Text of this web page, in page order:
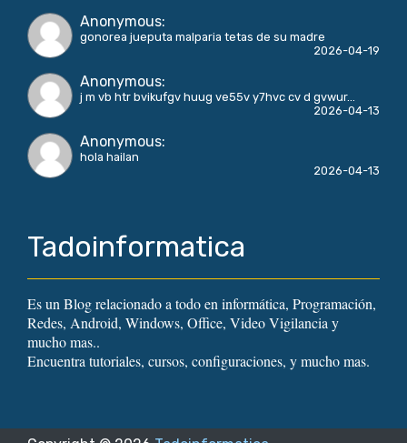
Anonymous:
gonorea jueputa malparia tetas de su madre
2026-04-19
Anonymous:
j m vb htr bvikufgv huug ve55v y7hvc cv d gvwur...
2026-04-13
Anonymous:
hola hailan
2026-04-13
Tadoinformatica
Es un Blog relacionado a todo en informática, Programación,
Redes, Android, Windows, Office, Video Vigilancia y
mucho mas..
Encuentra tutoriales, cursos, configuraciones, y mucho mas.